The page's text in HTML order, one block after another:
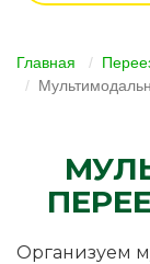
Главная
Организуем